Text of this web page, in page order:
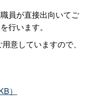
員が直接出向いてご
行います。
意していますので、
）